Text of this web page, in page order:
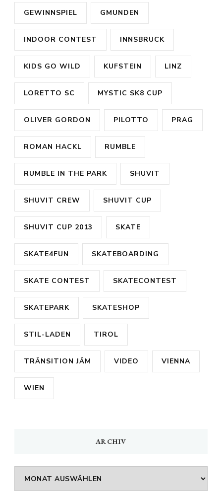
GEWINNSPIEL GMUNDEN
INDOOR CONTEST INNSBRUCK
KIDS GO WILD KUFSTEIN LINZ
LORETTO SC MYSTIC SK8 CUP
OLIVER GORDON PILOTTO PRAG
ROMAN HACKL RUMBLE
RUMBLE IN THE PARK SHUVIT
SHUVIT CREW SHUVIT CUP
SHUVIT CUP 2013 SKATE
SKATE4FUN SKATEBOARDING
SKATE CONTEST SKATECONTEST
SKATEPARK SKATESHOP
STIL-LADEN TIROL
TRÄNSITION JÄM VIDEO VIENNA
WIEN
ARCHIV
Archiv